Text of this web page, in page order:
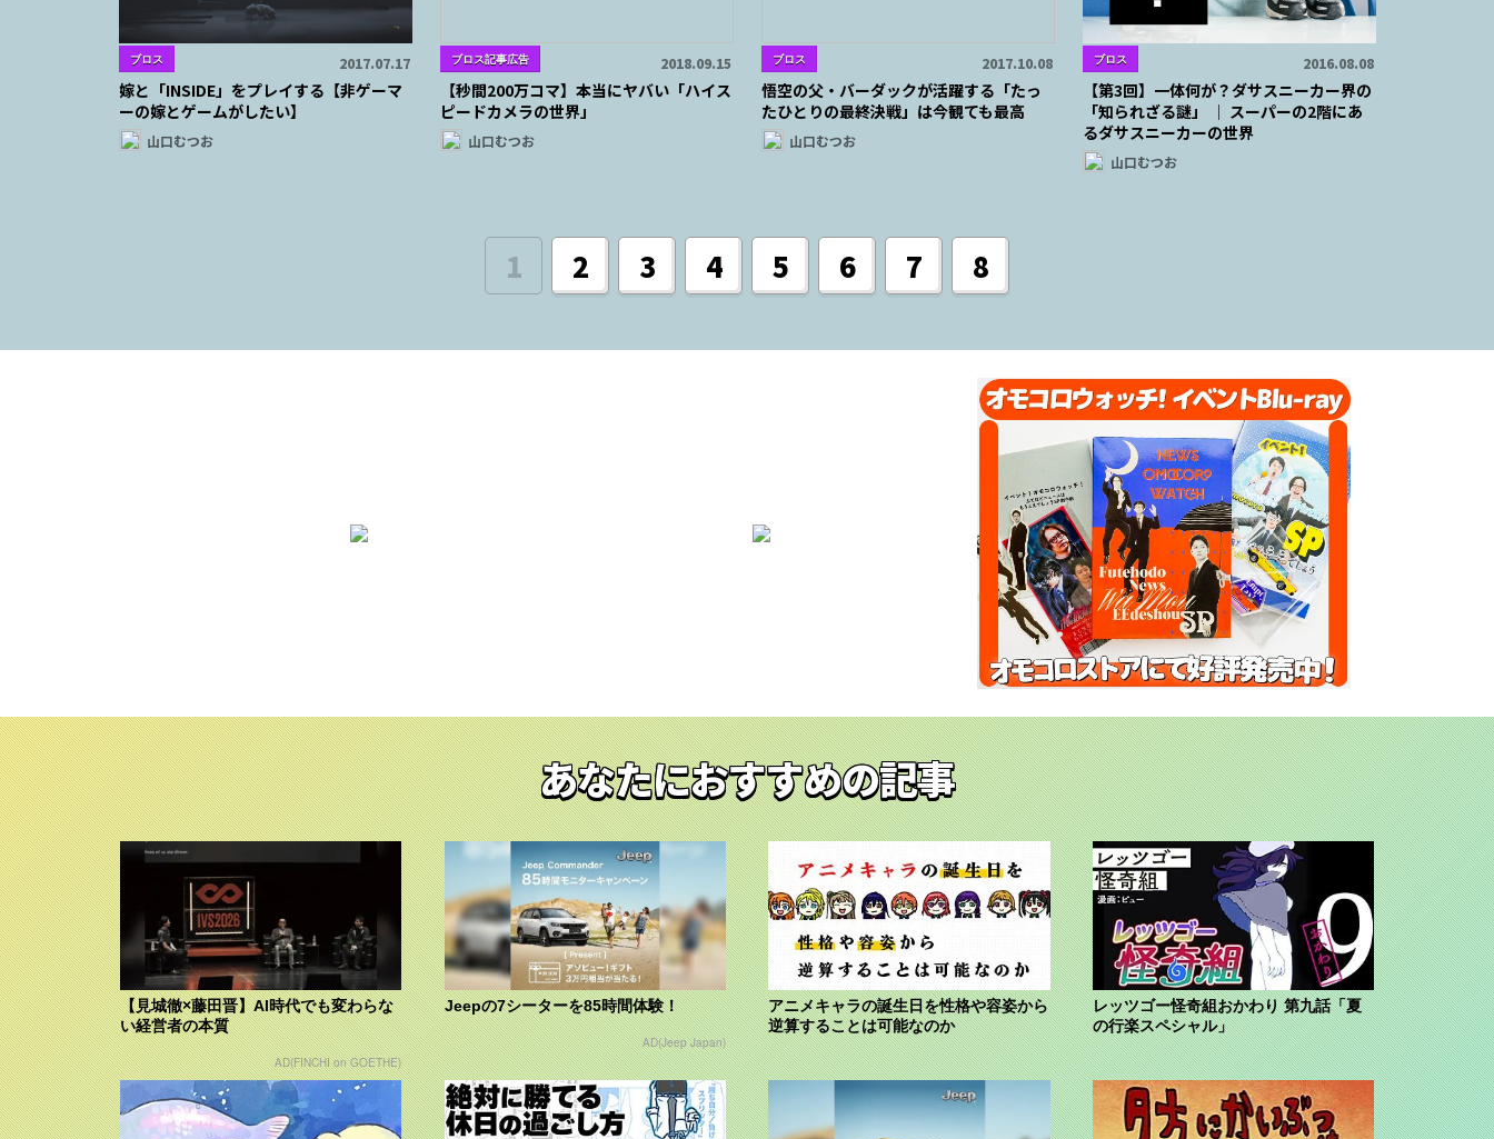
ブロス 2017.07.17
嫁と「INSIDE」をプレイする【非ゲーマ
ーの嫁とゲームがしたい】
山口むつお
ブロス記事広告 2018.09.15
【秒間200万コマ】本当にヤバい「ハイス
ピードカメラの世界」
山口むつお
ブロス 2017.10.08
悟空の父・バーダックが活躍する「たっ
たひとりの最終決戦」は今観ても最高
山口むつお
ブロス 2016.08.08
【第3回】一体何が？ダサスニーカー界の
「知られざる謎」 │ スーパーの2階にあ
るダサスニーカーの世界
山口むつお
1 2 3 4 5 6 7 8
あなたにおすすめの記事
【見城徹×藤田晋】AI時代でも変わらな
い経営者の本質
AD(FINCHI on GOETHE)
Jeepの7シーターを85時間体験！
AD(Jeep Japan)
アニメキャラの誕生日を性格や容姿から
逆算することは可能なのか
レッツゴー怪奇組おかわり 第九話「夏
の行楽スペシャル」